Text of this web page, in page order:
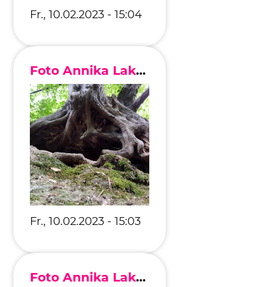
Fr., 10.02.2023 - 15:04
Foto Annika Lakomy
Fr., 10.02.2023 - 15:03
Foto Annika Lakomy